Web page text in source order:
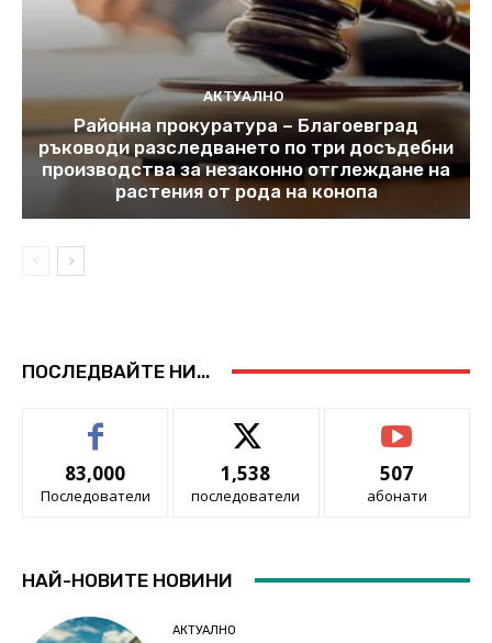
АКТУАЛНО
Районна прокуратура – Благоевград
ръководи разследването по три досъдебни
производства за незаконно отглеждане на
растения от рода на конопа
ПОСЛЕДВАЙТЕ НИ...
83,000
Последователи
1,538
последователи
507
абонати
НАЙ-НОВИТЕ НОВИНИ
АКТУАЛНО